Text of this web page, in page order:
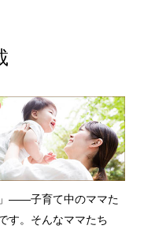
」――子育て中のママた
す。そんなママたち